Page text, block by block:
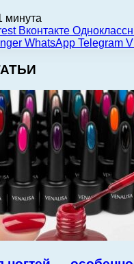
минута
Вконтакте
WhatsApp Telegram